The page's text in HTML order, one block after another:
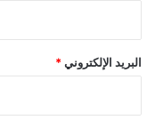
البريد الإلكتروني *